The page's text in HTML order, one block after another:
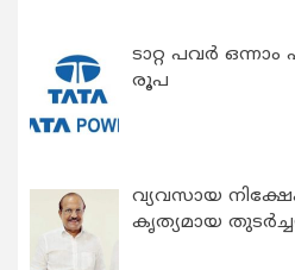
ടാറ്റ പവർ ഒന്നാം
രൂപ
വ്യവസായ
കൃത്യമായ